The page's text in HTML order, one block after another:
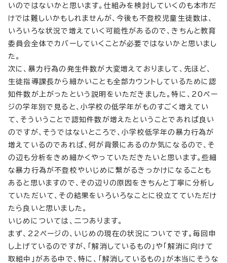
いのではないかと思います。仕組みを検討していくのも本市だ
けでは難しいかもしれませんが、今後も不登校児童生徒数は、
いろいろな状況で増えていく可能性があるので、きちんと教育
委員会全体でカバーしていくことが必要ではないかと思いまし
た。
次に、暴力行為の発生件数が大変増えておりまして、先ほど、
生徒指導課長から細かいことも全部カウントしているために認
知件数が上がったという説明をいただきました。特に、20ペー
ジの学年別で見ると、小学校の低学年がものすごく増えてい
て、そういうことで認知件数が増えたということであれば良い
のですが、そうではないところで、小学校低学年の暴力行為が
増えているのであれば、何が背景にあるのか気になるので、そ
の辺も分析をきめ細かくやっていただきたいと思います。些細
な暴力行為が不登校やいじめに繋がるきっかけになることも
あると思いますので、その辺りの原因をきちんと丁寧に分析し
ていただいて、その結果をいろいろなことに役立てていただけ
たら良いと思いました。
いじめについては、二つあります。
まず、22ページの、いじめの現在の状況についてです。毎回申
し上げているのですが、「解消しているもの」や「解消に向けて
取組中」がある中で、特に、「解消しているもの」が本当にそうな